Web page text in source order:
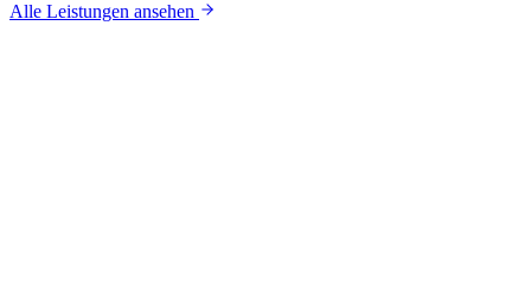
Alle Leistungen ansehen